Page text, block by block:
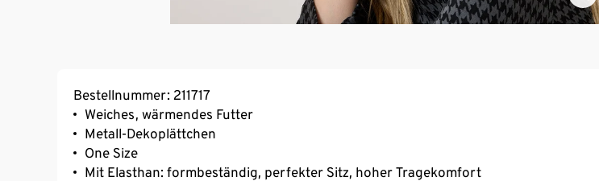
Bestellnummer: 211717
Weiches, wärmendes Futter
Metall-Dekoplättchen
One Size
Mit Elasthan: formbeständig, perfekter Sitz, hoher Tragekomfort